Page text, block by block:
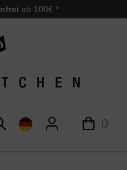
ab 100€ *
0